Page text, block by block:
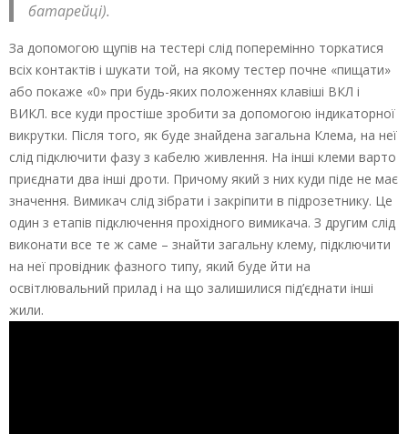
батарейці).
За допомогою щупів на тестері слід поперемінно торкатися
всіх контактів і шукати той, на якому тестер почне «пищати»
або покаже «0» при будь-яких положеннях клавіші ВКЛ і
ВИКЛ. все куди простіше зробити за допомогою індикаторної
викрутки. Після того, як буде знайдена загальна Клема, на неї
слід підключити фазу з кабелю живлення. На інші клеми варто
приєднати два інші дроти. Причому який з них куди піде не має
значення. Вимикач слід зібрати і закріпити в підрозетнику. Це
один з етапів підключення прохідного вимикача. З другим слід
виконати все те ж саме – знайти загальну клему, підключити
на неї провідник фазного типу, який буде йти на
освітлювальний прилад і на що залишилися під’єднати інші
жили.